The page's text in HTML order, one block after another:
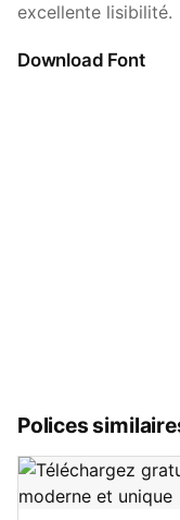
excellente lisibilité.
Download Font
Polices